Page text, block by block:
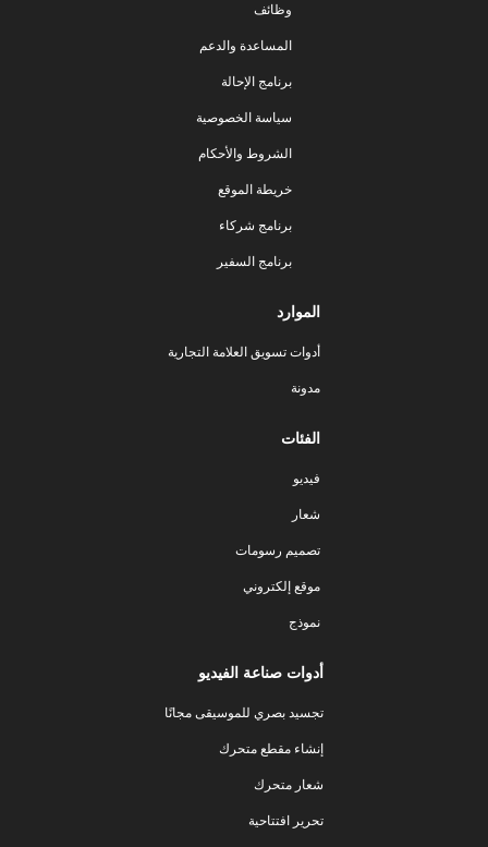
وظائف
المساعدة والدعم
برنامج الإحالة
سياسة الخصوصية
الشروط والأحكام
خريطة الموقع
برنامج شركاء
برنامج السفير
الموارد
أدوات تسويق العلامة التجارية
مدونة
الفئات
فيديو
شعار
تصميم رسومات
موقع إلكتروني
نموذج
أدوات صناعة الفيديو
تجسيد بصري للموسيقى مجانًا
إنشاء مقطع متحرك
شعار متحرك
تحرير افتتاحية